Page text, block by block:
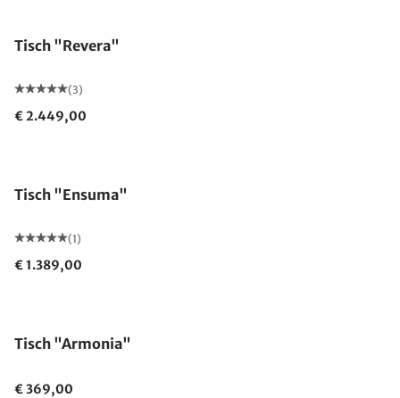
Tisch "Revera"
(3)
€ 2.449,00
Tisch "Ensuma"
(1)
€ 1.389,00
Tisch "Armonia"
€ 369,00